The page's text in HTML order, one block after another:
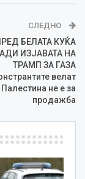
СЛЕДНО
БЕЛАТА КУЌА
ИЗЈАВАТА НА
ТРАМП ЗА ГАЗА
велат
не е за
продажба